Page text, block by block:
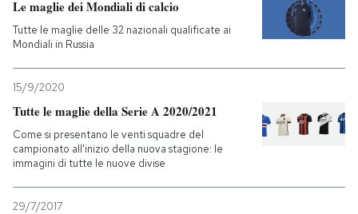
Le maglie dei Mondiali di calcio
Tutte le maglie delle 32 nazionali qualificate ai
Mondiali in Russia
15/9/2020
Tutte le maglie della Serie A 2020/2021
Come si presentano le venti squadre del
campionato all'inizio della nuova stagione: le
immagini di tutte le nuove divise
29/7/2017